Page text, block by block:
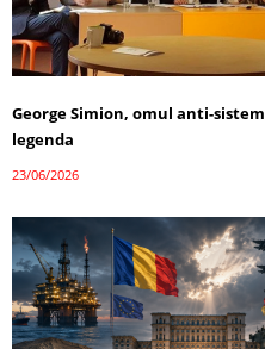
George Simion, omul anti-
legenda
23/06/2026